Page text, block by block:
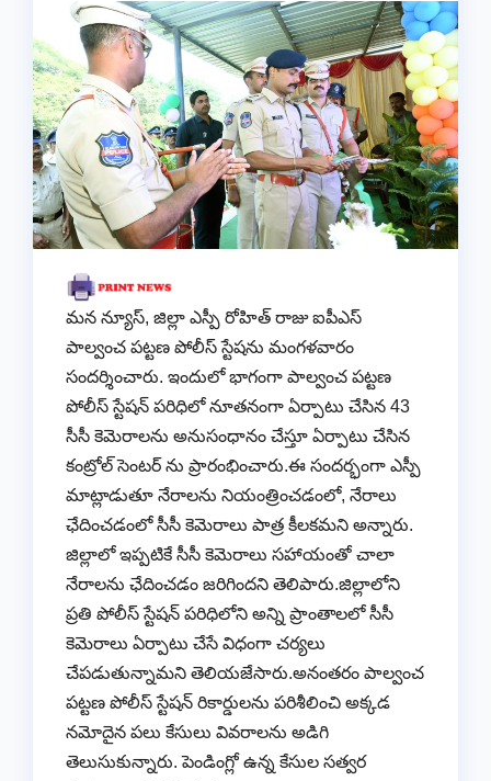
మన న్యూస్, జిల్లా ఎస్పీ రోహిత్ రాజు ఐపీఎస్
పాల్వంచ పట్టణ పోలీస్ స్టేషను మంగళవారం
సందర్శించారు. ఇందులో భాగంగా పాల్వంచ పట్టణ
పోలీస్ స్టేషన్ పరిధిలో నూతనంగా ఏర్పాటు చేసిన 43
సీసీ కెమెరాలను అనుసంధానం చేస్తూ ఏర్పాటు చేసిన
కంట్రోల్ సెంటర్ ను ప్రారంభించారు.ఈ సందర్భంగా ఎస్పీ
మాట్లాడుతూ నేరాలను నియంత్రించడంలో, నేరాలు
ఛేదించడంలో సీసీ కెమెరాలు పాత్ర కీలకమని అన్నారు.
జిల్లాలో ఇప్పటికే సీసీ కెమెరాలు సహాయంతో చాలా
నేరాలను ఛేదించడం జరిగిందని తెలిపారు.జిల్లాలోని
ప్రతి పోలీస్ స్టేషన్ పరిధిలోని అన్ని ప్రాంతాలలో సీసీ
కెమెరాలు ఏర్పాటు చేసే విధంగా చర్యలు
చేపడుతున్నామని తెలియజేసారు.అనంతరం పాల్వంచ
పట్టణ పోలీస్ స్టేషన్ రికార్డులను పరిశీలించి అక్కడ
నమోదైన పలు కేసులు వివరాలను అడిగి
తెలుసుకున్నారు. పెండింగ్లో ఉన్న కేసుల సత్వర